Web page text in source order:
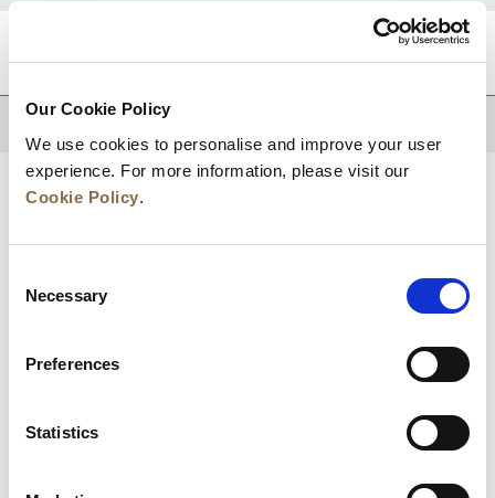
Our Cookie Policy
We use cookies to personalise and improve your user
experience. For more information, please visit our
Cookie Policy.
Selection
Necessary
Preferences
Statistics